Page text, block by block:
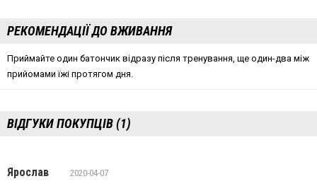
РЕКОМЕНДАЦІЇ ДО ВЖИВАННЯ
Приймайте один батончик відразу після тренування, ще один-два між
прийомами їжі протягом дня.
ВІДГУКИ ПОКУПЦІВ (1)
Ярослав
2020-04-07